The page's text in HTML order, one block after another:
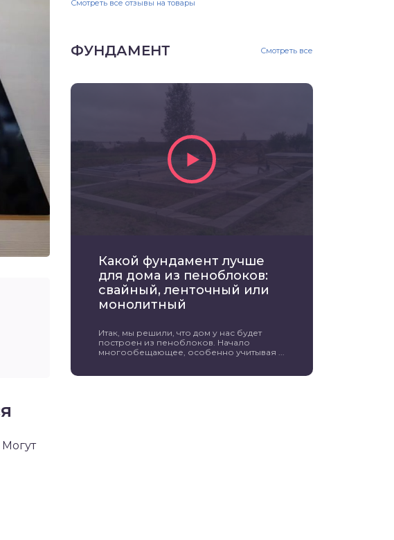
Смотреть все отзывы на товары
ФУНДАМЕНТ Смотреть все
Какой фундамент лучше
для дома из пеноблоков:
свайный, ленточный или
монолитный
Итак, мы решили, что дом у нас будет
построен из пеноблоков. Начало
многообещающее, особенно учитывая ...